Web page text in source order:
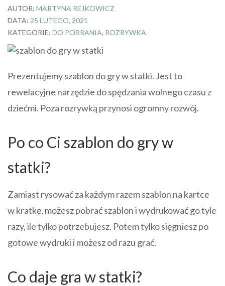
AUTOR: MARTYNA REJKOWICZ
DATA: 25 LUTEGO, 2021
KATEGORIE: DO POBRANIA, ROZRYWKA
Prezentujemy szablon do gry w statki. Jest to
rewelacyjne narzędzie do spędzania wolnego czasu z
dziećmi. Poza rozrywką przynosi ogromny rozwój.
Po co Ci szablon do gry w
statki?
Zamiast rysować za każdym razem szablon na kartce
w kratkę, możesz pobrać szablon i wydrukować go tyle
razy, ile tylko potrzebujesz. Potem tylko sięgniesz po
gotowe wydruki i możesz od razu grać.
Co daje gra w statki?